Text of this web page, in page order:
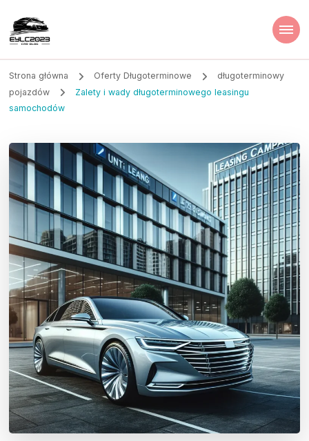
Strona główna Oferty Długoterminowe
długoterminowy
pojazdów
Zalety i wady długoterminowego leasingu
samochodów